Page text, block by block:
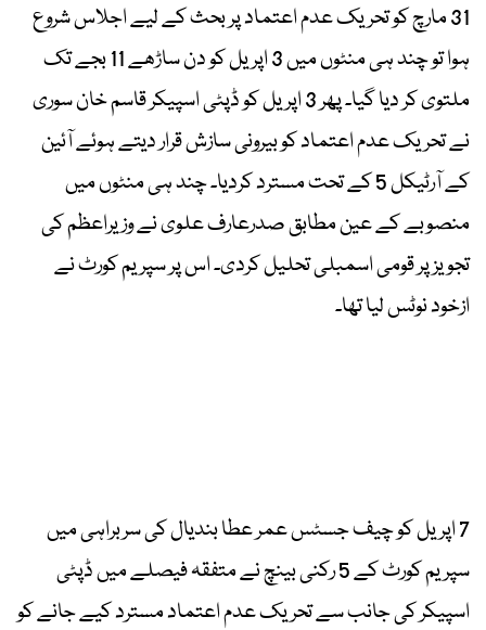
31 مارچ کو تحریک عدم اعتماد پر بحث کے لیے اجلاس شروع
ہوا تو چند ہی منٹوں میں 3 اپریل کو دن ساڑھے 11 بجے تک
ملتوی کر دیا گیا۔ پھر 3 اپریل کو ڈپٹی اسپیکر قاسم خان سوری
نے تحریک عدم اعتماد کو بیرونی سازش قرار دیتے ہوئے آئین
کے آرٹیکل 5 کے تحت مسترد کردیا۔ چند ہی منٹوں میں
منصوبے کے عین مطابق صدرعارف علوی نے وزیراعظم کی
تجویز پر قومی اسمبلی تحلیل کردی۔ اس پر سپریم کورٹ نے
ازخود نوٹس لیا تھا۔
7 اپریل کو چیف جسٹس عمر عطا بندیال کی سربراہی میں
سپریم کورٹ کے 5 رکنی بینچ نے متفقہ فیصلے میں ڈپٹی
اسپیکر کی جانب سے تحریک عدم اعتماد مسترد کیے جانے کو